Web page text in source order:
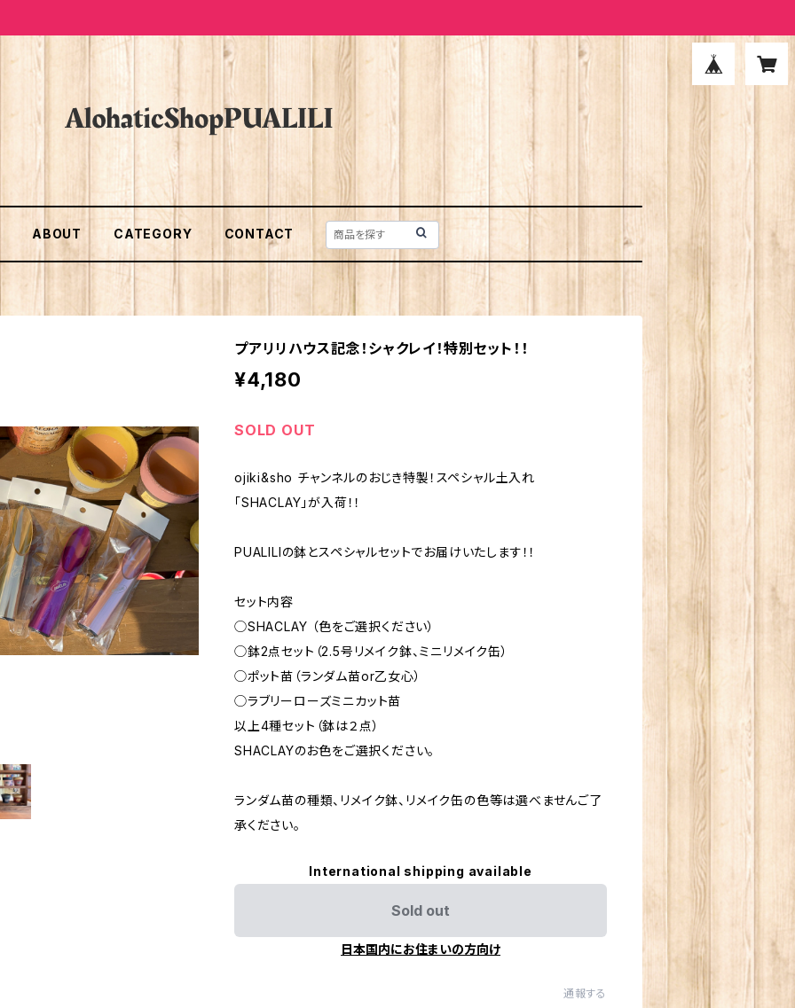
ABOUT CATEGORY CONTACT
プアリリハウス記念！シャクレイ！特別セット！！
¥4,180
SOLD OUT
ojiki&sho チャンネルのおじき特製！スペシャル土入れ
「SHACLAY」が入荷！！
PUALILIの鉢とスペシャルセットでお届けいたします！！
セット内容
◯SHACLAY （色をご選択ください）
◯鉢2点セット（2.5号リメイク鉢、ミニリメイク缶）
◯ポット苗（ランダム苗or乙女心）
◯ラブリーローズミニカット苗
以上4種セット（鉢は２点）
SHACLAYのお色をご選択ください。
ランダム苗の種類、リメイク鉢、リメイク缶の色等は選べませんご了
承ください。
International shipping available
Sold out
日本国内にお住まいの方向け
通報する